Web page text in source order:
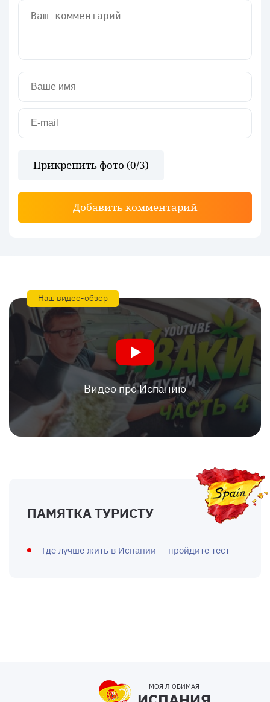
Прикрепить фото (0/3)
Добавить комментарий
Наш видео-обзор
Видео про Испанию
ПАМЯТКА ТУРИСТУ
Где лучше жить в Испании — пройдите тест
МОЯ ЛЮБИМАЯ